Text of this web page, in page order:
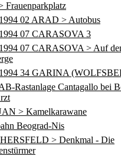
Frauenparkplatz
02 ARAD > Autobus
07 CARASOVA 3
07 CARASOVA > Auf
34 GARINA
Rastanlage Cantagallo bei
> Kamelkarawane
Beograd-Nis
> Denkmal - Die